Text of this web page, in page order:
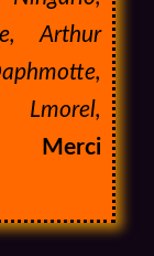
Arthur
Lmorel,
Merci